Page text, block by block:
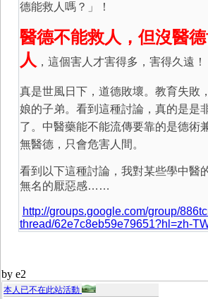
德能救人嗎？」！
醫德不能救人，但沒醫
人 ，這個害人才害得多，害得久遠！
真是世風日下，道德敗壞。教育失敗
娘的子弟。看到這種討論，真的是是
了。中醫藥能不能流傳要靠的是德術
無醫德，只會危害人間。
看到以下這種討論，我對某些學中醫
無名的厭惡感……
http://groups.google.com/group/
thread/62e7c8eb59e79651?hl=zh-
by e2
本人已不在此站活動